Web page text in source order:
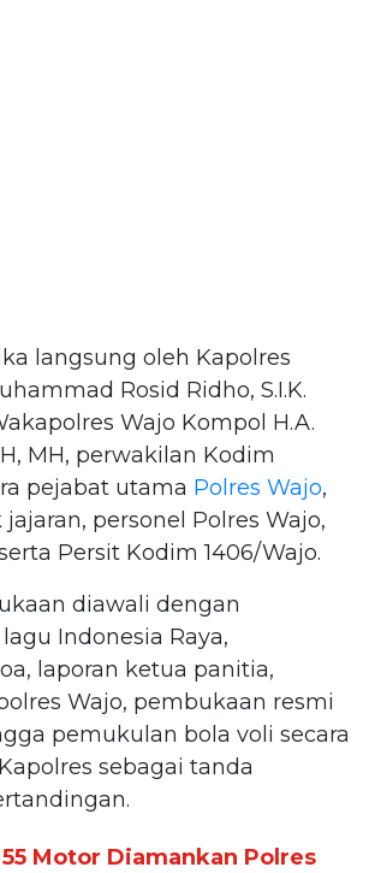
langsung oleh Kapolres
Rosid Ridho, S.I.K.
Wajo Kompol H.A.
MH, perwakilan Kodim
pejabat utama Polres Wajo,
personel Polres Wajo,
Persit Kodim 1406/Wajo.
diawali dengan
Indonesia Raya,
laporan ketua panitia,
Wajo, pembukaan resmi
pemukulan bola voli secara
sebagai tanda
55 Motor Diamankan Polres